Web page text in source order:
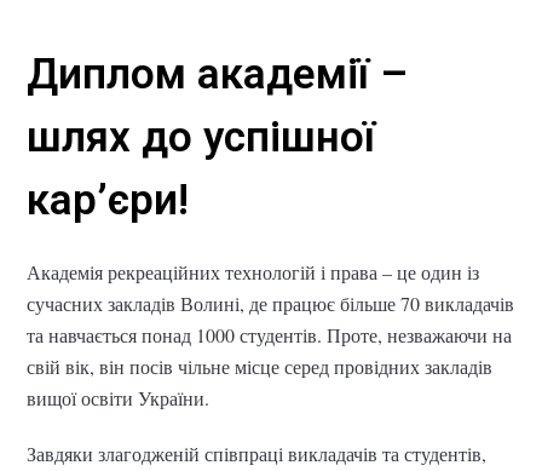
Диплом академії –
шлях до успішної
кар’єри!
Академія рекреаційних технологій і права – це один із
сучасних закладів Волині, де працює більше 70 викладачів
та навчається понад 1000 студентів. Проте, незважаючи на
свій вік, він посів чільне місце серед провідних закладів
вищої освіти України.
Завдяки злагодженій співпраці викладачів та студентів,